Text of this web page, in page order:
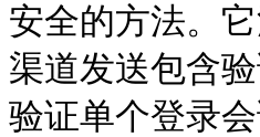
安全的方法。
渠道发送包含
验证单个登录会